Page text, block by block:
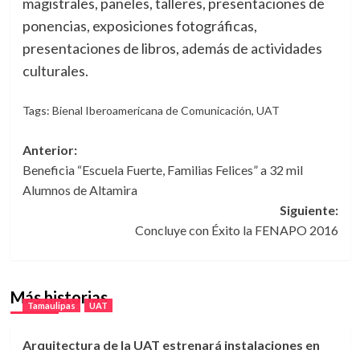
magistrales, paneles, talleres, presentaciones de
ponencias, exposiciones fotográficas,
presentaciones de libros, además de actividades
culturales.
Tags: Bienal Iberoamericana de Comunicación, UAT
Navegación
de
entradas
Anterior:
Beneficia “Escuela Fuerte, Familias Felices” a 32 mil
Alumnos de Altamira
Siguiente:
Concluye con Éxito la FENAPO 2016
Más historias
Tamaulipas UAT
Arquitectura de la UAT estrenará instalaciones en